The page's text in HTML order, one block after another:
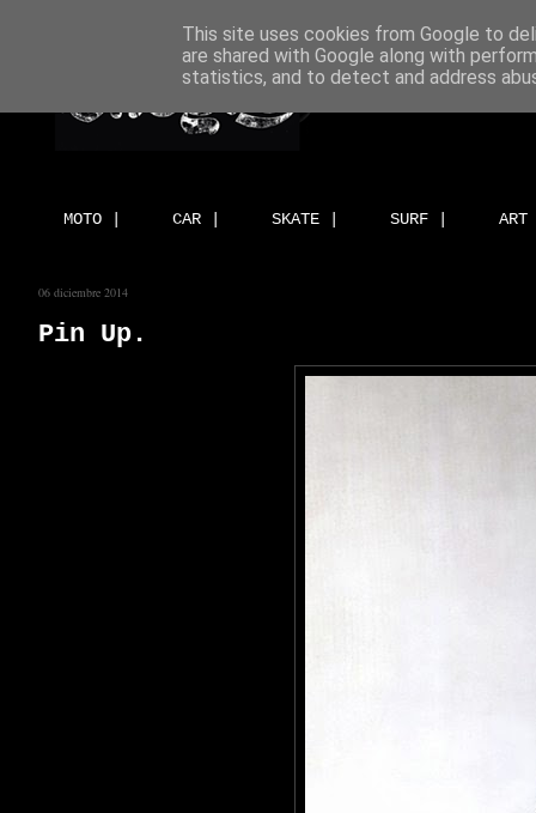
MOTO | CAR | SKATE | SURF |
06 diciembre 2014
Pin Up.
This site uses cookies from Google to
are shared with Google along with
statistics, and to detect and address